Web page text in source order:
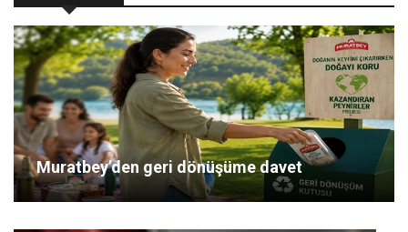
Muratbey’den geri dönüşüme davet